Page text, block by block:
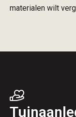
materialen wilt